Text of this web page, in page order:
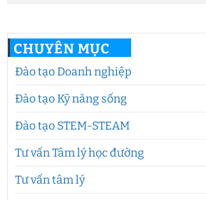
CHUYÊN MỤC
Đào tạo Doanh nghiệp
Đào tạo Kỹ năng sống
Đào tạo STEM-STEAM
Tư vấn Tâm lý học đường
Tư vấn tâm lý